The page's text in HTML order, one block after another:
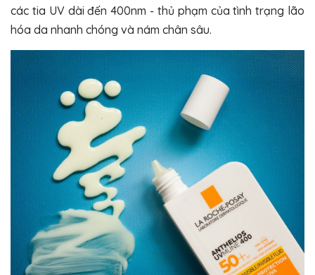
các tia UV dài đến 400nm - thủ phạm của tình trạng lão
hóa da nhanh chóng và nám chân sâu.